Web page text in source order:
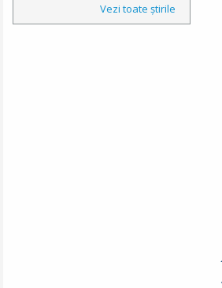
Vezi toate ştirile